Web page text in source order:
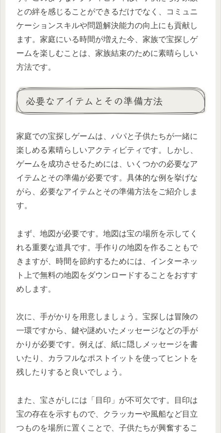
との絆を感じることができるだけでなく、コミュニ
ケーションスキルや問題解決能力の向上にも貢献し
ます。家庭にいる時間が増えた今、家族で宝探しゲ
ームを楽しむことは、家族結束のために素晴らしい
方法です。
必要なアイテムとその準備方法
家庭での宝探しゲームは、パパと子供たちが一緒に
楽しめる素晴らしいアクティビティです。しかし、
ゲームを成功させるためには、いくつかの必要なア
イテムとその準備が必要です。具体的な例を挙げな
がら、必要なアイテムとその準備方法をご紹介しま
す。
まず、地図が必要です。地図は宝の場所を示してく
れる重要な道具です。手作りの地図を作ることもで
きますが、時間を節約するためには、インターネッ
ト上で無料の地図をダウンロードすることをおすす
めします。
次に、手がかりを用意しましょう。宝探しは冒険の
一環ですから、鍵や謎めいたメッセージなどの手が
かりが必要です。例えば、紙に隠しメッセージを書
いたり、カラフルなポストイットを使ってヒントを
残したりすると良いでしょう。
また、宝さがしには「目印」が不可欠です。目印は
宝の存在を示すもので、クラッカーや風船など目立
つものを場所に置くことで、子供たちが興奮するこ